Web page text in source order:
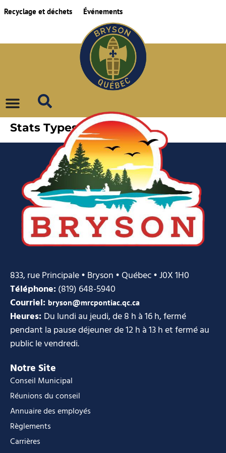
Recyclage et déchets Événements
Stats Types :Android
833, rue Principale • Bryson • Québec • J0X 1H0
Téléphone:(819) 648-5940
Courriel: bryson@mrcpontiac.qc.ca
Heures: Du lundi au jeudi, de 8 h à 16 h, fermé
pendant la pause déjeuner de 12 h à 13 h et fermé au
public le vendredi.
Notre Site
Conseil Municipal
Réunions du conseil
Annuaire des employés
Règlements
Carrières